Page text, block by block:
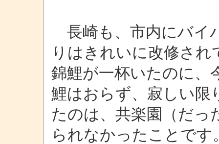
長崎も、市内にバイ
りはきれいに改修さ
錦鯉が一杯いたのに、
鯉はおらず、寂しい限
たのは、共楽園（だっ
られなかったことで